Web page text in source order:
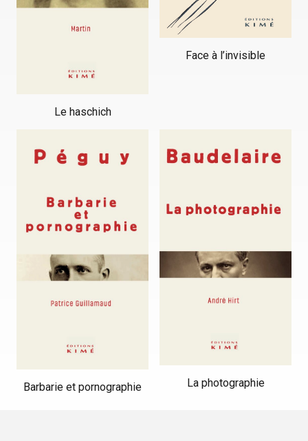
Le haschich
Face à l’invisible
Barbarie et pornographie La photographie